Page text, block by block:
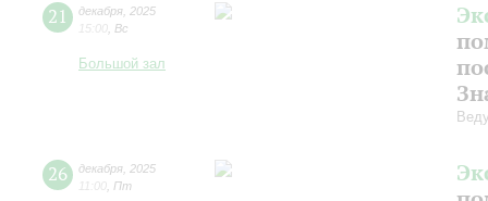
21 декабря 2025
15:00 Вс
Большой зал
26 декабря 2025
11:00 Пт